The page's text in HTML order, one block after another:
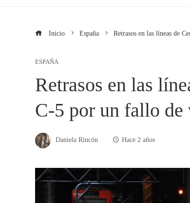
Inicio España Retrasos en las líneas de
ESPAÑA
Retrasos en las
C-5 por un fallo de
Daniela Rincón Hace 2 años